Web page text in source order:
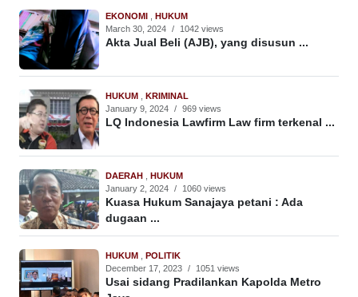
EKONOMI
HUKUM
March 30, 2024 / 1042 views
Akta Jual Beli (AJB), yang disusun ...
HUKUM
KRIMINAL
January 9, 2024 / 969 views
LQ Indonesia Lawfirm Law firm terkenal ...
DAERAH
HUKUM
January 2, 2024 / 1060 views
Kuasa Hukum Sanajaya petani : Ada
dugaan ...
HUKUM
POLITIK
December 17, 2023 / 1051 views
Usai sidang Pradilankan Kapolda Metro